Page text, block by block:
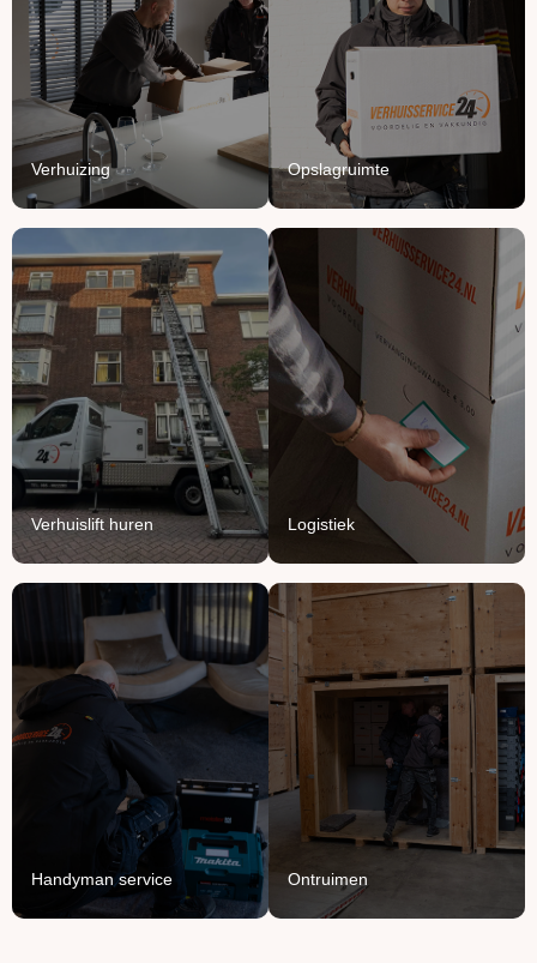
Verhuizing
Uw inboedel van A naar
B verhuizen? Wij regelen
het van A tot Z.
Lees Meer
Opslagruimte
Jouw spullen staan bij
ons veilig, verwarmd en
beschermd.
Lees Meer
Verhuislift huren
Verhuislift
huren
Breng je verhuizing naar
grote hoogte met onze
verhuisliften.
Lees Meer
Logistiek
Logistiek
We vullen onze vrachten
aan met jouw meubels en
producten.
Handyman service
Handyman
service
Voor het ophangen,
monteren en demonteren
van je spullen.
Lees Meer
Ontruimen
Ontruimen
Opruimen of ontruimen:
van knusse flat tot groot
bedrijfspand.
Lees Meer